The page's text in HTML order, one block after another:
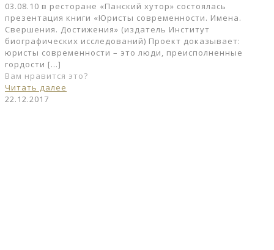
03.08.10 в ресторане «Панский хутор» состоялась
презентация книги «Юристы современности. Имена.
Свершения. Достижения» (издатель Институт
биографических исследований) Проект доказывает:
юристы современности – это люди, преисполненные
гордости […]
Вам нравится это?
Читать далее
22.12.2017